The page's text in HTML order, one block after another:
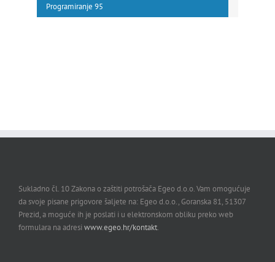
Programiranje 95
Sukladno čl. 10 Zakona o zaštiti potrošača Egeo d.o.o. Vam omogućuje
da svoje pisane prigovore šaljete na: Egeo d.o.o., Goranska 81, 51307
Prezid, a moguće ih je poslati i u elektronskom obliku preko web
formulara na adresi www.egeo.hr/kontakt.